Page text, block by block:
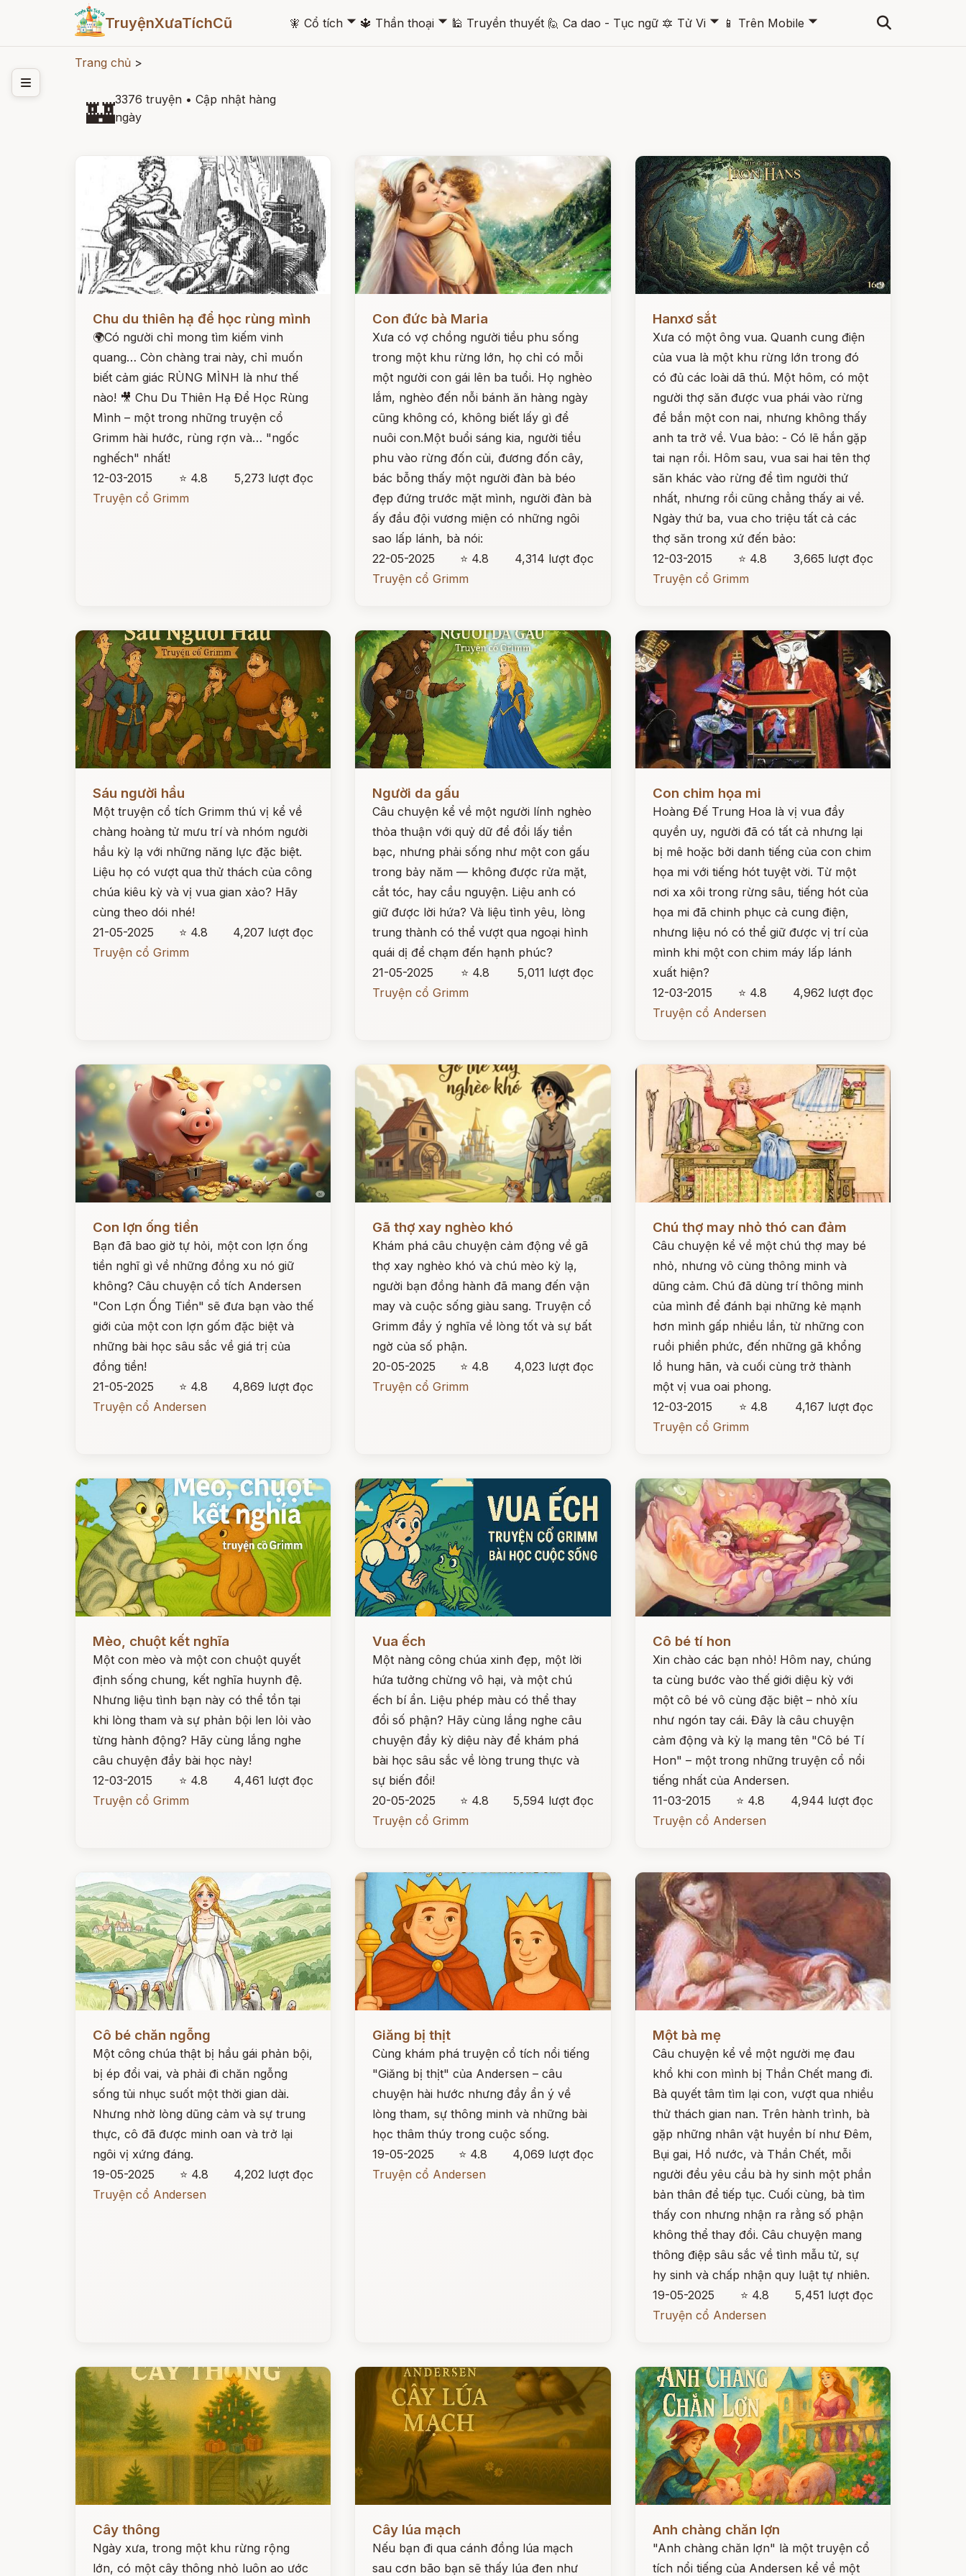
TruyệnXưaTíchCũ 🧚 Cổ tích 🞃 🔱 Thần thoại 🞃 🕌 Truyền thuyết 🙋 Ca dao - Tục ngữ 🔯 Tử Vi 🞃 📱 Trên Mobile 🞃
Trang chủ >
🏰3376 truyện • Cập nhật hàng
ngày
Chu du thiên hạ để học rùng mình
🌍Có người chỉ mong tìm kiếm vinh
quang… Còn chàng trai này, chỉ muốn
biết cảm giác RÙNG MÌNH là như thế
nào! 🎥 Chu Du Thiên Hạ Để Học Rùng
Mình – một trong những truyện cổ
Grimm hài hước, rùng rợn và… "ngốc
nghếch" nhất!
12-03-2015
⭐ 4.8
5,273 lượt đọc
Truyện cổ Grimm
Con đức bà Maria
Xưa có vợ chồng người tiều phu sống
trong một khu rừng lớn, họ chỉ có mỗi
một người con gái lên ba tuổi. Họ nghèo
lắm, nghèo đến nỗi bánh ăn hàng ngày
cũng không có, không biết lấy gì để
nuôi con.Một buổi sáng kia, người tiều
phu vào rừng đốn củi, đương đốn cây,
bác bỗng thấy một người đàn bà béo
đẹp đứng trước mặt mình, người đàn bà
ấy đầu đội vương miện có những ngôi
sao lấp lánh, bà nói:
22-05-2025
⭐ 4.8
4,314 lượt đọc
Truyện cổ Grimm
Hanxơ sắt
Xưa có một ông vua. Quanh cung điện
của vua là một khu rừng lớn trong đó
có đủ các loài dã thú. Một hôm, có một
người thợ săn được vua phái vào rừng
để bắn một con nai, nhưng không thấy
anh ta trở về. Vua bảo: - Có lẽ hắn gặp
tai nạn rồi. Hôm sau, vua sai hai tên thợ
săn khác vào rừng để tìm người thứ
nhất, nhưng rồi cũng chẳng thấy ai về.
Ngày thứ ba, vua cho triệu tất cả các
thợ săn trong xứ đến bảo:
12-03-2015
⭐ 4.8
3,665 lượt đọc
Truyện cổ Grimm
Sáu người hầu
Một truyện cổ tích Grimm thú vị kể về
chàng hoàng tử mưu trí và nhóm người
hầu kỳ lạ với những năng lực đặc biệt.
Liệu họ có vượt qua thử thách của công
chúa kiêu kỳ và vị vua gian xảo? Hãy
cùng theo dói nhé!
21-05-2025
⭐ 4.8
4,207 lượt đọc
Truyện cổ Grimm
Người da gấu
Câu chuyện kể về một người lính nghèo
thỏa thuận với quỷ dữ để đổi lấy tiền
bạc, nhưng phải sống như một con gấu
trong bảy năm — không được rửa mặt,
cắt tóc, hay cầu nguyện. Liệu anh có
giữ được lời hứa? Và liệu tình yêu, lòng
trung thành có thể vượt qua ngoại hình
quái dị để chạm đến hạnh phúc?
21-05-2025
⭐ 4.8
5,011 lượt đọc
Truyện cổ Grimm
Con chim họa mi
Hoàng Đế Trung Hoa là vị vua đầy
quyền uy, người đã có tất cả nhưng lại
bị mê hoặc bởi danh tiếng của con chim
họa mi với tiếng hót tuyệt vời. Từ một
nơi xa xôi trong rừng sâu, tiếng hót của
họa mi đã chinh phục cả cung điện,
nhưng liệu nó có thể giữ được vị trí của
mình khi một con chim máy lấp lánh
xuất hiện?
12-03-2015
⭐ 4.8
4,962 lượt đọc
Truyện cổ Andersen
Con lợn ống tiền
Bạn đã bao giờ tự hỏi, một con lợn ống
tiền nghĩ gì về những đồng xu nó giữ
không? Câu chuyện cổ tích Andersen
"Con Lợn Ống Tiền" sẽ đưa bạn vào thế
giới của một con lợn gốm đặc biệt và
những bài học sâu sắc về giá trị của
đồng tiền!
21-05-2025
⭐ 4.8
4,869 lượt đọc
Truyện cổ Andersen
Gã thợ xay nghèo khó
Khám phá câu chuyện cảm động về gã
thợ xay nghèo khó và chú mèo kỳ lạ,
người bạn đồng hành đã mang đến vận
may và cuộc sống giàu sang. Truyện cổ
Grimm đầy ý nghĩa về lòng tốt và sự bất
ngờ của số phận.
20-05-2025
⭐ 4.8
4,023 lượt đọc
Truyện cổ Grimm
Chú thợ may nhỏ thó can đảm
Câu chuyện kể về một chú thợ may bé
nhỏ, nhưng vô cùng thông minh và
dũng cảm. Chú đã dùng trí thông minh
của mình để đánh bại những kẻ mạnh
hơn mình gấp nhiều lần, từ những con
ruồi phiền phức, đến những gã khổng
lồ hung hãn, và cuối cùng trở thành
một vị vua oai phong.
12-03-2015
⭐ 4.8
4,167 lượt đọc
Truyện cổ Grimm
Mèo, chuột kết nghĩa
Một con mèo và một con chuột quyết
định sống chung, kết nghĩa huynh đệ.
Nhưng liệu tình bạn này có thể tồn tại
khi lòng tham và sự phản bội len lỏi vào
từng hành động? Hãy cùng lắng nghe
câu chuyện đầy bài học này!
12-03-2015
⭐ 4.8
4,461 lượt đọc
Truyện cổ Grimm
Đọc ngay
Vua ếch
Một nàng công chúa xinh đẹp, một lời
hứa tưởng chừng vô hại, và một chú
ếch bí ẩn. Liệu phép màu có thể thay
đổi số phận? Hãy cùng lắng nghe câu
chuyện đầy kỳ diệu này để khám phá
bài học sâu sắc về lòng trung thực và
sự biến đổi!
20-05-2025
⭐ 4.8
5,594 lượt đọc
Truyện cổ Grimm
Cô bé tí hon
Xin chào các bạn nhỏ! Hôm nay, chúng
ta cùng bước vào thế giới diệu kỳ với
một cô bé vô cùng đặc biệt – nhỏ xíu
như ngón tay cái. Đây là câu chuyện
cảm động và kỳ lạ mang tên "Cô bé Tí
Hon" – một trong những truyện cổ nổi
tiếng nhất của Andersen.
11-03-2015
⭐ 4.8
4,944 lượt đọc
Truyện cổ Andersen
Cô bé chăn ngỗng
Một công chúa thật bị hầu gái phản bội,
bị ép đổi vai, và phải đi chăn ngỗng
sống tủi nhục suốt một thời gian dài.
Nhưng nhờ lòng dũng cảm và sự trung
thực, cô đã được minh oan và trở lại
ngôi vị xứng đáng.
19-05-2025
⭐ 4.8
4,202 lượt đọc
Truyện cổ Andersen
Giăng bị thịt
Cùng khám phá truyện cổ tích nổi tiếng
"Giăng bị thịt" của Andersen – câu
chuyện hài hước nhưng đầy ẩn ý về
lòng tham, sự thông minh và những bài
học thâm thúy trong cuộc sống.
19-05-2025
⭐ 4.8
4,069 lượt đọc
Truyện cổ Andersen
Một bà mẹ
Câu chuyện kể về một người mẹ đau
khổ khi con mình bị Thần Chết mang đi.
Bà quyết tâm tìm lại con, vượt qua nhiều
thử thách gian nan. Trên hành trình, bà
gặp những nhân vật huyền bí như Đêm,
Bụi gai, Hồ nước, và Thần Chết, mỗi
người đều yêu cầu bà hy sinh một phần
bản thân để tiếp tục. Cuối cùng, bà tìm
thấy con nhưng nhận ra rằng số phận
không thể thay đổi. Câu chuyện mang
thông điệp sâu sắc về tình mẫu tử, sự
hy sinh và chấp nhận quy luật tự nhiên.
19-05-2025
⭐ 4.8
5,451 lượt đọc
Truyện cổ Andersen
Cây thông
Ngày xưa, trong một khu rừng rộng
lớn, có một cây thông nhỏ luôn ao ước
Cây lúa mạch
Nếu bạn đi qua cánh đồng lúa mạch
sau cơn bão bạn sẽ thấy lúa đen như
Anh chàng chăn lợn
"Anh chàng chăn lợn" là một truyện cổ
tích nổi tiếng của Andersen kể về một